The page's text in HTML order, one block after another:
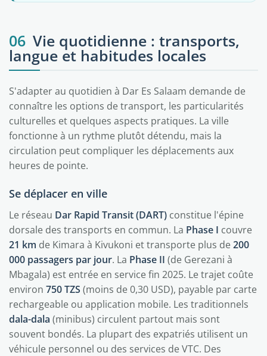
06 Vie quotidienne : transports,
langue et habitudes locales
S'adapter au quotidien à Dar Es Salaam demande de
connaître les options de transport, les particularités
culturelles et quelques aspects pratiques. La ville
fonctionne à un rythme plutôt détendu, mais la
circulation peut compliquer les déplacements aux
heures de pointe.
Se déplacer en ville
Le réseau Dar Rapid Transit (DART) constitue l'épine
dorsale des transports en commun. La Phase I couvre
21 km de Kimara à Kivukoni et transporte plus de200
000 passagers par jour. La Phase II (de Gerezani à
Mbagala) est entrée en service fin 2025. Le trajet coûte
environ 750 TZS (moins de 0,30 USD), payable par carte
rechargeable ou application mobile. Les traditionnels
dala-dala (minibus) circulent partout mais sont
souvent bondés. La plupart des expatriés utilisent un
véhicule personnel ou des services de VTC. Des